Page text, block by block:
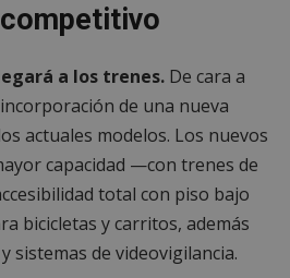
a los trenes. De cara a
de una nueva
actuales modelos. Los nuevos
capacidad —con trenes de
total con piso bajo
bicicletas y carritos, además
sistemas de videovigilancia.
no clasificadas
necesarias
de rendimiento
de preferencias
de funcionalidad